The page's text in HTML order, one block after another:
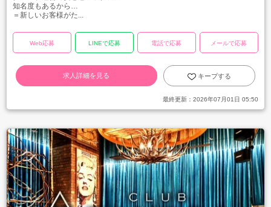
知名度もあるから…
＝新しいお客様がた...
Web応募 LINEで応募 電話で応募 メールで応募
求人詳細を見る キープする
最終更新： 2026年07月01日 05:50